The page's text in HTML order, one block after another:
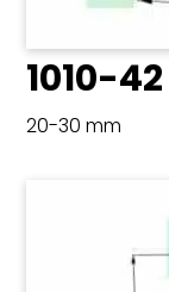
1010-42
20-30 mm